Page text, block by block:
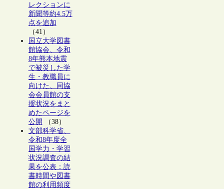
レクションに
新聞等約4.5万
点を追加
（41）
国立大学図書
館協会、令和
8年熊本地震
で被災した学
生・教職員に
向けた、同協
会会員館の支
援状況をまと
めたページを
公開
（38）
文部科学省、
令和8年度全
国学力・学習
状況調査の結
果を公表：読
書時間や図書
館の利用頻度